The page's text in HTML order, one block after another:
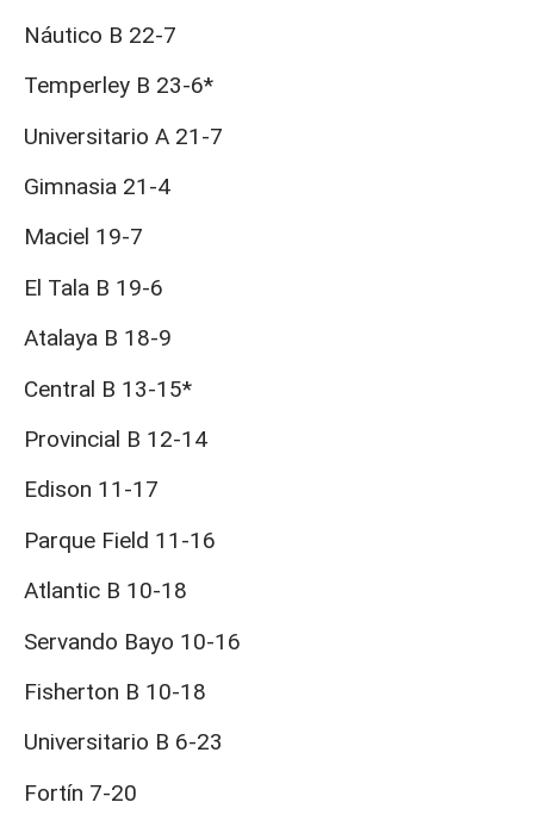
Náutico B 22-7
Temperley B 23-6*
Universitario A 21-7
Gimnasia 21-4
Maciel 19-7
El Tala B 19-6
Atalaya B 18-9
Central B 13-15*
Provincial B 12-14
Edison 11-17
Parque Field 11-16
Atlantic B 10-18
Servando Bayo 10-16
Fisherton B 10-18
Universitario B 6-23
Fortín 7-20